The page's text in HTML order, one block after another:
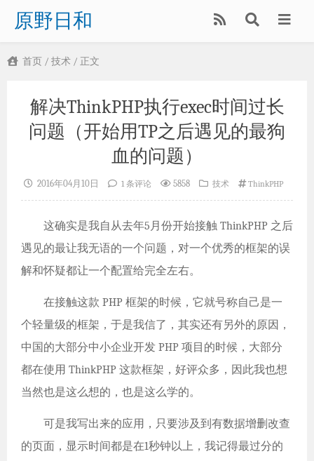
原野日和
首页 / 技术 / 正文
解决ThinkPHP执行exec时间过长
问题（开始用TP之后遇见的最狗
血的问题）
2016年04月10日 1 条评论 5858 技术 ThinkPHP
这确实是我自从去年5月份开始接触 ThinkPHP 之后
遇见的最让我无语的一个问题，对一个优秀的框架的误
解和怀疑都让一个配置给完全左右。
在接触这款 PHP 框架的时候，它就号称自己是一
个轻量级的框架，于是我信了，其实还有另外的原因，
中国的大部分中小企业开发 PHP 项目的时候，大部分
都在使用 ThinkPHP 这款框架，好评众多，因此我也想
当然也是这么想的，也是这么学的。
可是我写出来的应用，只要涉及到有数据增删改查
的页面，显示时间都是在1秒钟以上，我记得最过分的